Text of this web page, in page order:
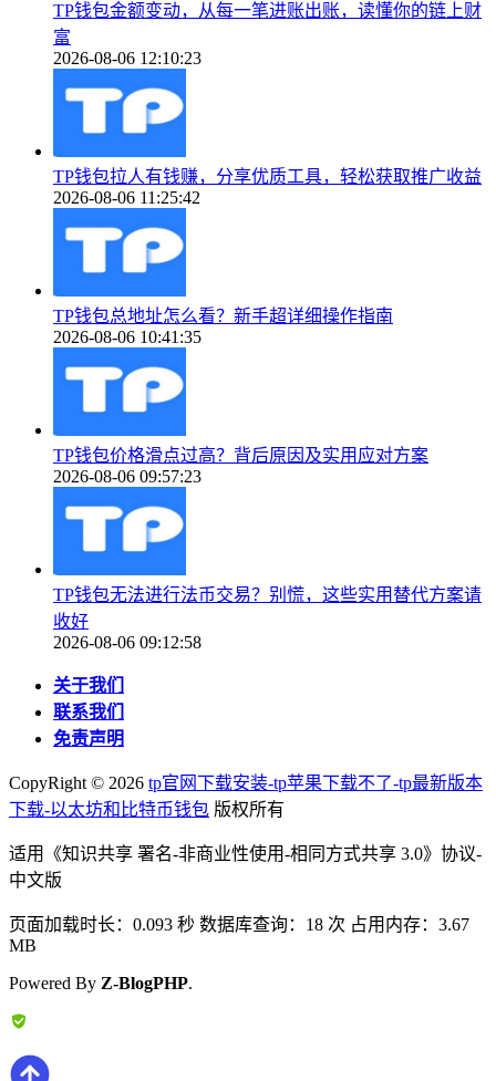
TP钱包金额变动，从每一笔进账出账，读懂你的链上财
富
2026-08-06 12:10:23
TP钱包拉人有钱赚，分享优质工具，轻松获取推广收益
2026-08-06 11:25:42
TP钱包总地址怎么看？新手超详细操作指南
2026-08-06 10:41:35
TP钱包价格滑点过高？背后原因及实用应对方案
2026-08-06 09:57:23
TP钱包无法进行法币交易？别慌，这些实用替代方案请
收好
2026-08-06 09:12:58
关于我们
联系我们
免责声明
CopyRight © 2026 tp官网下载安装-tp苹果下载不了-tp最新版本
下载-以太坊和比特币钱包 版权所有
适用《知识共享 署名-非商业性使用-相同方式共享 3.0》协议-
中文版
页面加载时长：0.093 秒 数据库查询：18 次 占用内存：3.67
MB
Powered By Z-BlogPHP.